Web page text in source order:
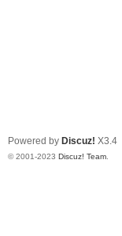
Powered by Discuz! X3.4
© 2001-2023 Discuz! Team